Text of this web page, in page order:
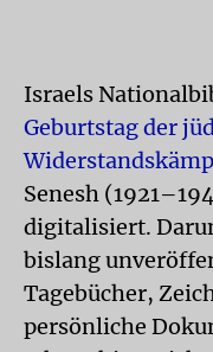
Israels
Geburtstag der
Senesh
digitalisiert.
bislang
Tagebücher,
persönliche